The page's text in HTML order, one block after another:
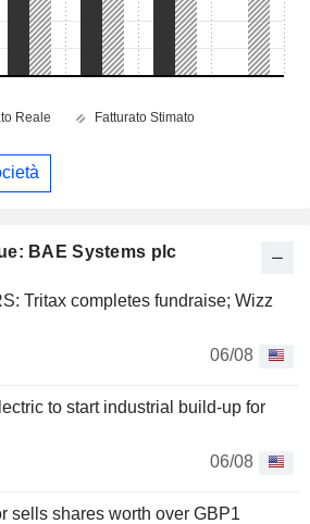
BAE Systems plc
Tritax completes fundraise; Wizz
06/08
to start industrial build-up for
06/08
sells shares worth over GBP1